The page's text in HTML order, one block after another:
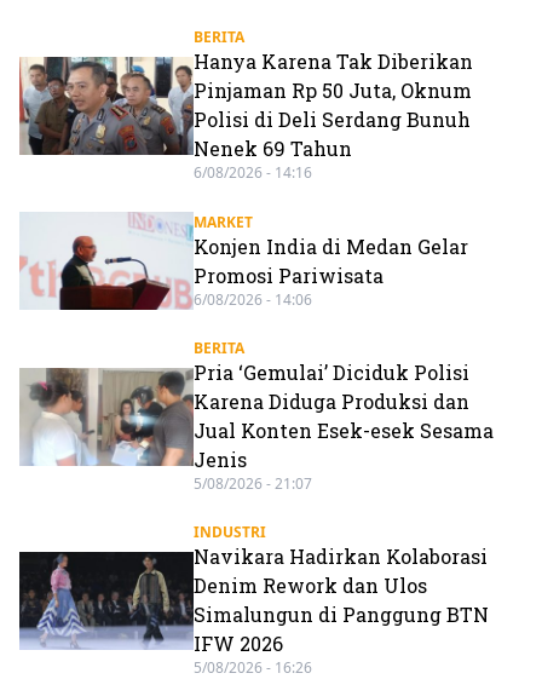
BERITA
Hanya Karena Tak Diberikan
Pinjaman Rp 50 Juta, Oknum
Polisi di Deli Serdang Bunuh
Nenek 69 Tahun
6/08/2026 - 14:16
MARKET
Konjen India di Medan Gelar
Promosi Pariwisata
6/08/2026 - 14:06
BERITA
Pria ‘Gemulai’ Diciduk Polisi
Karena Diduga Produksi dan
Jual Konten Esek-esek Sesama
Jenis
5/08/2026 - 21:07
INDUSTRI
Navikara Hadirkan Kolaborasi
Denim Rework dan Ulos
Simalungun di Panggung BTN
IFW 2026
5/08/2026 - 16:26